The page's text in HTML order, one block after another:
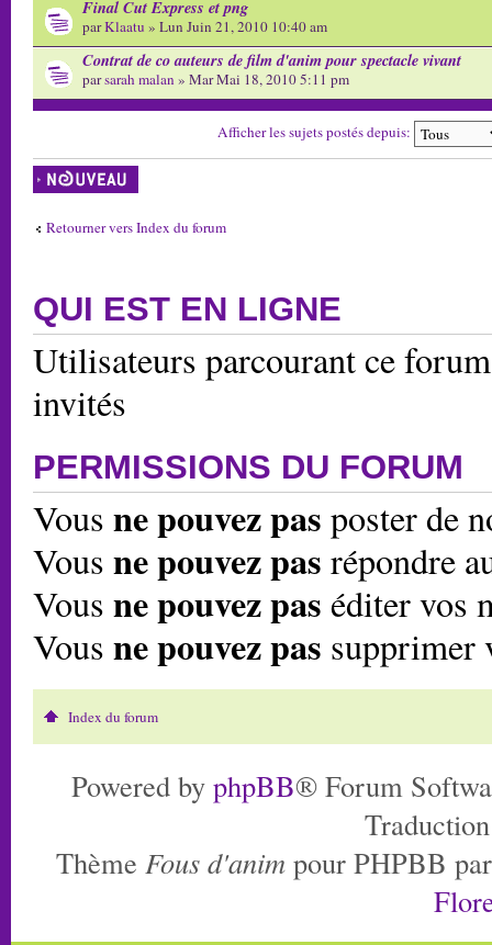
Final Cut Express et png
parKlaatu » Lun Juin 21, 2010 10:40 am
Contrat de co auteurs de film d'anim pour spectacle vivant
parsarah malan » Mar Mai 18, 2010 5:11 pm
Afficher les sujets postés depuis:
Écrire un nouveau
sujet
Retourner vers Index du forum
QUI EST EN LIGNE
Utilisateurs parcourant ce
invités
PERMISSIONS DU FORUM
Vous ne pouvez pas poster de
Vous ne pouvez pas répondre
Vous ne pouvez pas éditer vos
Vous ne pouvez pas supprimer
Index du forum
Powered by phpBB® Forum
Thème Fous d'anim pour PHPBB